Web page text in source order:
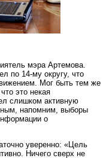
мэра Артемова.
по 14-му округу, что
Мог быть тем же
это некая
слишком активную
напомним, выборы
о
уверенно: «Цель
Ничего сверх не